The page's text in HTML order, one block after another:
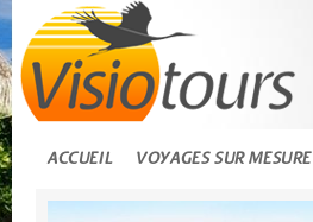
ACCUEIL VOYAGES SUR MESURE